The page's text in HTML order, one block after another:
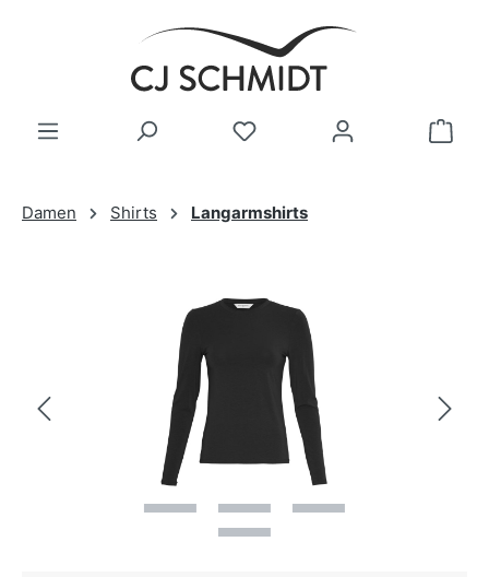
Zum Hauptinhalt springen
Damen Shirts Langarmshirts